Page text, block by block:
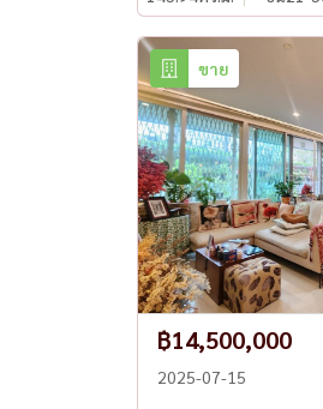
ขาย
฿14,500,000
2025-07-15